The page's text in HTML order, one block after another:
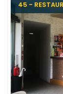
45 -